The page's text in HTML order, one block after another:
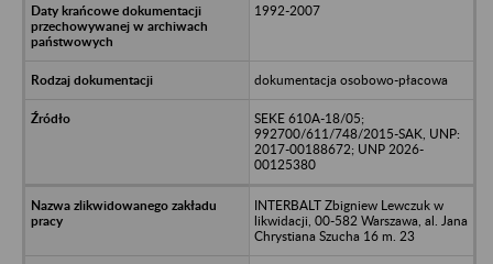
1992-2007
dokumentacja osobowo-płacowa
SEKE 610A-18/05;
992700/611/748/2015-SAK, UNP:
2017-00188672; UNP 2026-
00125380
INTERBALT Zbigniew Lewczuk w
likwidacji, 00-582 Warszawa, al. Jana
Chrystiana Szucha 16 m. 23